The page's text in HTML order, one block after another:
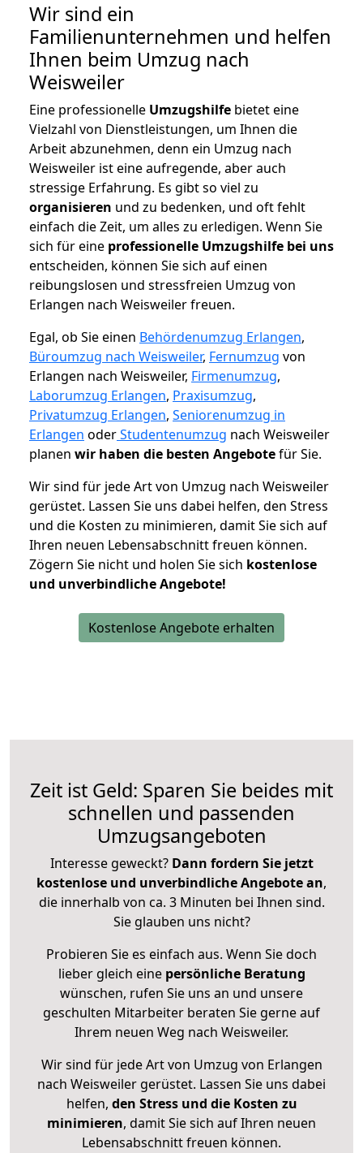
Wir sind ein
Familienunternehmen und helfen
Ihnen beim Umzug nach
Weisweiler
Eine professionelle Umzugshilfe bietet eine
Vielzahl von Dienstleistungen, um Ihnen die
Arbeit abzunehmen, denn ein Umzug nach
Weisweiler ist eine aufregende, aber auch
stressige Erfahrung. Es gibt so viel zu
organisieren und zu bedenken, und oft fehlt
einfach die Zeit, um alles zu erledigen. Wenn Sie
sich für eine professionelle Umzugshilfe bei uns
entscheiden, können Sie sich auf einen
reibungslosen und stressfreien Umzug von
Erlangen nach Weisweiler freuen.
Egal, ob Sie einen Behördenumzug Erlangen,
Büroumzug nach Weisweiler, Fernumzug von
Erlangen nach Weisweiler, Firmenumzug,
Laborumzug Erlangen, Praxisumzug,
Privatumzug Erlangen, Seniorenumzug in
Erlangen oderStudentenumzug nach Weisweiler
planen wir haben die besten Angebotefür Sie.
Wir sind für jede Art von Umzug nach Weisweiler
gerüstet. Lassen Sie uns dabei helfen, den Stress
und die Kosten zu minimieren, damit Sie sich auf
Ihren neuen Lebensabschnitt freuen können.
Zögern Sie nicht und holen Sie sich kostenlose
und unverbindliche Angebote!
Kostenlose Angebote erhalten
Zeit ist Geld: Sparen Sie beides mit
schnellen und passenden
Umzugsangeboten
Interesse geweckt? Dann fordern Sie jetzt
kostenlose und unverbindliche Angebote an,
die innerhalb von ca. 3 Minuten bei Ihnen sind.
Sie glauben uns nicht?
Probieren Sie es einfach aus. Wenn Sie doch
lieber gleich eine persönliche Beratung
wünschen, rufen Sie uns an und unsere
geschulten Mitarbeiter beraten Sie gerne auf
Ihrem neuen Weg nach Weisweiler.
Wir sind für jede Art von Umzug von Erlangen
nach Weisweiler gerüstet. Lassen Sie uns dabei
helfen, den Stress und die Kosten zu
minimieren, damit Sie sich auf Ihren neuen
Lebensabschnitt freuen können.